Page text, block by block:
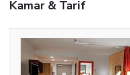
Kamar & Tarif